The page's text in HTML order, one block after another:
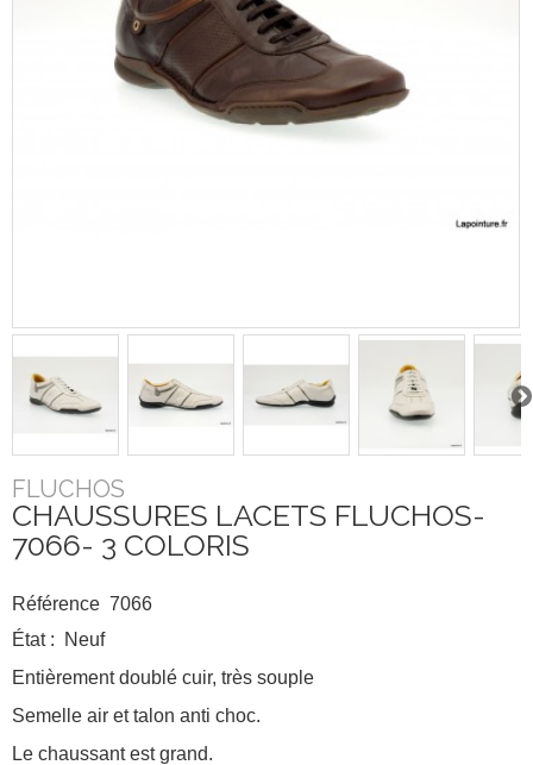
FLUCHOS
CHAUSSURES LACETS FLUCHOS-
7066- 3 COLORIS
Référence 7066
État :
Neuf
Entièrement doublé cuir, très souple
Semelle air et talon anti choc.
Le chaussant est grand.